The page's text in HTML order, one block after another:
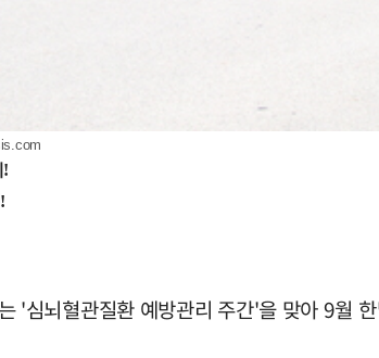
'심뇌혈관질환 예방관리 주간'을 맞아 9월